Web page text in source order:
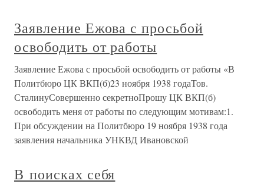
Заявление Ежова с просьбой
освободить от работы
Заявление Ежова с просьбой освободить от работы «В
Политбюро ЦК ВКП(б)23 ноября 1938 годаТов.
СталинуСовершенно секретноПрошу ЦК ВКП(б)
освободить меня от работы по следующим мотивам:1.
При обсуждении на Политбюро 19 ноября 1938 года
заявления начальника УНКВД Ивановской
В поисках себя